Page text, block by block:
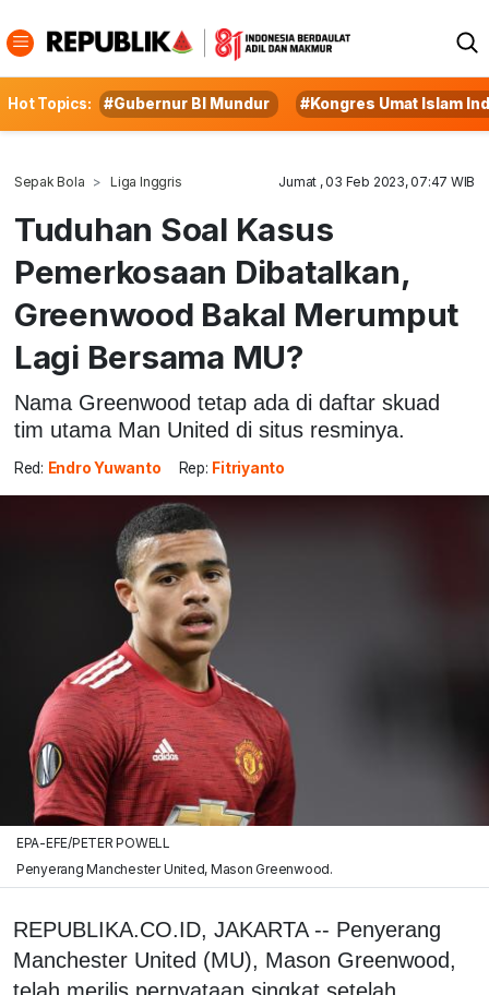
Hot Topics: #Gubernur BI Mundur #Kongres Umat Islam
Sepak Bola Liga Inggris Jumat , 03 Feb 2023, 07:47 WIB
Tuduhan Soal Kasus
Pemerkosaan Dibatalkan,
Greenwood Bakal Merumput
Lagi Bersama MU?
Nama Greenwood tetap ada di daftar skuad
tim utama Man United di situs resminya.
Red: Endro Yuwanto Rep: Fitriyanto
EPA-EFE/PETER POWELL
Penyerang Manchester United, Mason Greenwood.
REPUBLIKA.CO.ID, JAKARTA -- Penyerang
Manchester United (MU), Mason Greenwood,